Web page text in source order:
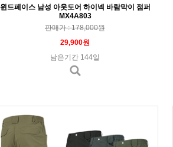
윈드페이스 남성 아웃도어 하이넥 바람막이 점퍼
MX4A803
판매가 : 178,000원
29,900원
남은기간 144일